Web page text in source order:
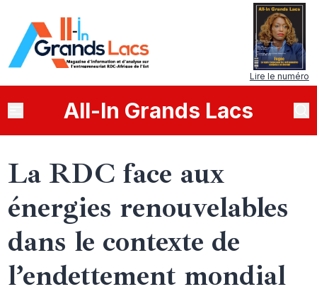
Lire le numéro
All-In Grands Lacs
La RDC face aux
énergies renouvelables
dans le contexte de
l’endettement mondial